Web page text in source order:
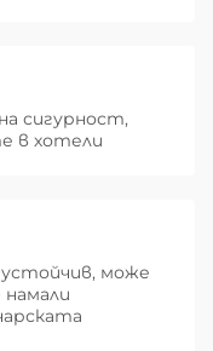
сигурност,
в хотели
може
намали